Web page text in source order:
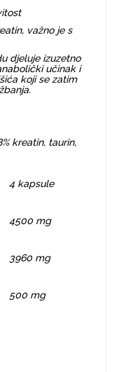
važno je s
djeluje izuzetno
učinak i
koji se zatim
kreatin, taurin,
4 kapsule
4500 mg
3960 mg
500 mg